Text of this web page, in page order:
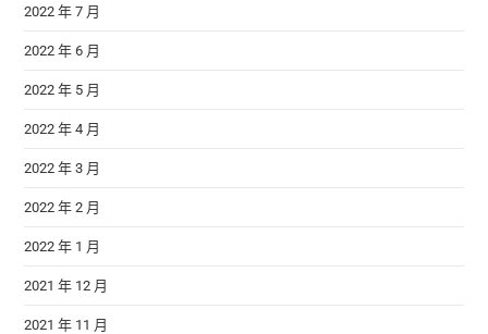
2022 年 7 月
2022 年 6 月
2022 年 5 月
2022 年 4 月
2022 年 3 月
2022 年 2 月
2022 年 1 月
2021 年 12 月
2021 年 11 月